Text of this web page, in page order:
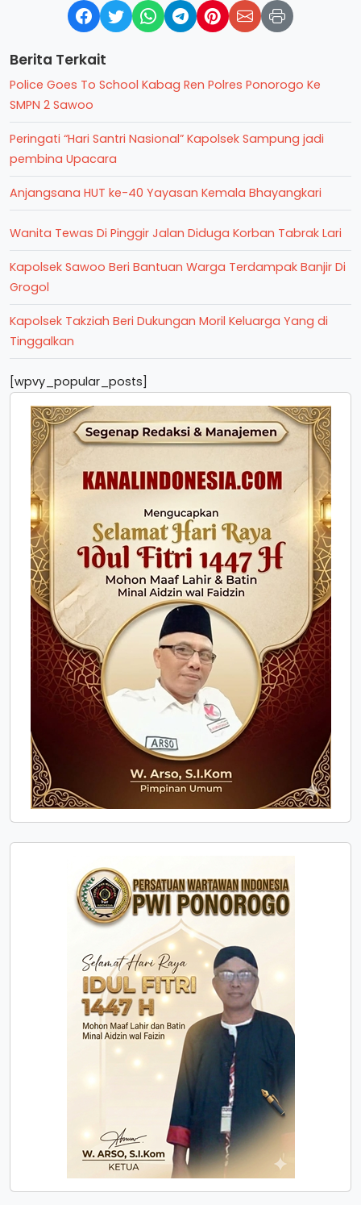
Berita Terkait
Police Goes To School Kabag Ren Polres Ponorogo Ke
SMPN 2 Sawoo
Peringati “Hari Santri Nasional” Kapolsek Sampung jadi
pembina Upacara
Anjangsana HUT ke-40 Yayasan Kemala Bhayangkari
Wanita Tewas Di Pinggir Jalan Diduga Korban Tabrak Lari
Kapolsek Sawoo Beri Bantuan Warga Terdampak Banjir Di
Grogol
Kapolsek Takziah Beri Dukungan Moril Keluarga Yang di
Tinggalkan
[wpvy_popular_posts]